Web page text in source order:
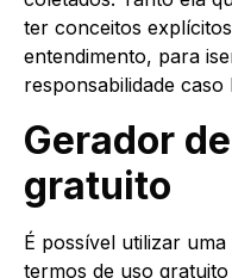
ter conceitos
entendimento, para
responsabilidade caso
Gerador
gratuito
É possível utilizar
termos de uso